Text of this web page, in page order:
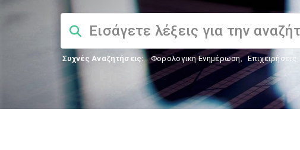
Συχνές Αναζητήσεις: Φορολογικη Ενημέρωση, Επιχειρήσεις